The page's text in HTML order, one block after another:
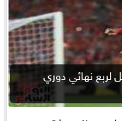
لربع نهائي دوري